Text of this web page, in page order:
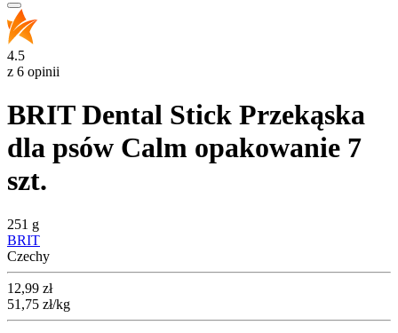
4.5
z 6 opinii
BRIT Dental Stick Przekąska
dla psów Calm opakowanie 7
szt.
251 g
BRIT
Czechy
Cena
12,99 zł
51,75 zł/kg